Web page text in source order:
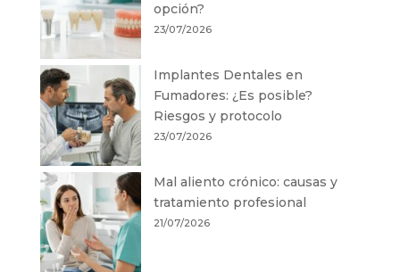
opción?
23/07/2026
Implantes Dentales en
Fumadores: ¿Es posible?
Riesgos y protocolo
23/07/2026
Mal aliento crónico: causas y
tratamiento profesional
21/07/2026